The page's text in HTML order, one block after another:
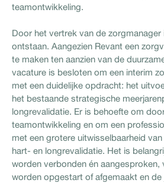
teamontwikkeling.
Door het vertrek van de zorgmanager
ontstaan. Aangezien Revant een
te maken ten aanzien van de
vacature is besloten om een interim
met een duidelijke opdracht: het
het bestaande strategische
longrevalidatie. Er is behoefte om
teamontwikkeling en om een
met een grotere uitwisselbaarheid
hart- en longrevalidatie. Het is
worden verbonden én aangesproken,
worden opgestart of afgemaakt en